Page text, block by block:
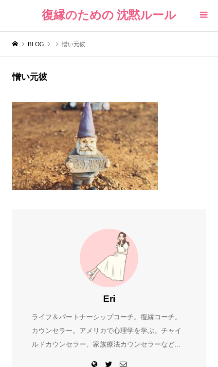
復縁のための 沈黙ルール
BLOG 憎い元彼
憎い元彼
Eri
ライフ＆パートナーシップコーチ。復縁コーチ。
カウンセラー。アメリカで心理学を学ぶ。チャイ
ルドカウンセラー、家族療法カウンセラーなど...